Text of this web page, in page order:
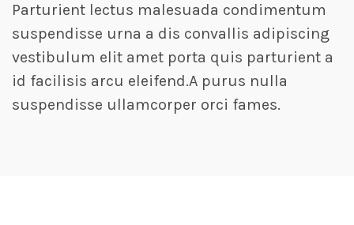
Parturient lectus malesuada condimentum
suspendisse urna a dis convallis adipiscing
vestibulum elit amet porta quis parturient a
id facilisis arcu eleifend.A purus nulla
suspendisse ullamcorper orci fames.